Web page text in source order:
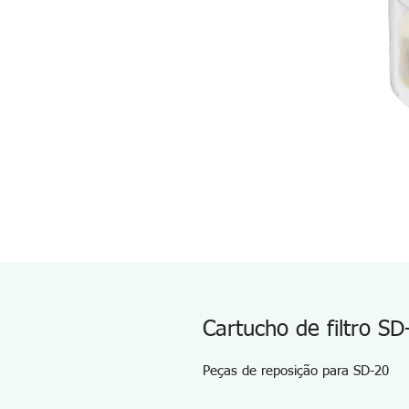
Cartucho de filtro
Peças de reposição para SD-20